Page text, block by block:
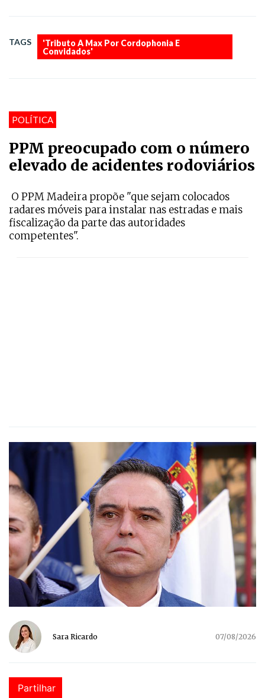
TAGS
'Tributo A Max Por Cordophonia E
Convidados'
POLÍTICA
PPM preocupado com o número
elevado de acidentes rodoviários
O PPM Madeira propõe "que sejam colocados
radares móveis para instalar nas estradas e mais
fiscalização da parte das autoridades
competentes".
Sara Ricardo 07/08/2026
Partilhar